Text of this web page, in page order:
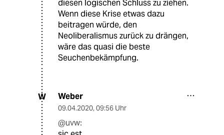
diesen logischen Schluss zu ziehen.
Wenn diese Krise etwas dazu
beitragen würde, den
Neoliberalismus zurück zu drängen,
wäre das quasi die beste
Seuchenbekämpfung.
W Weber
09.04.2020, 09:56 Uhr
@uvw: